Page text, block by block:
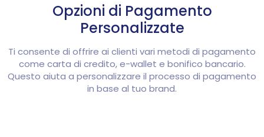
Opzioni di Pagamento
Personalizzate
Ti consente di offrire ai clienti vari metodi di pagamento
come carta di credito, e-wallet e bonifico bancario.
Questo aiuta a personalizzare il processo di pagamento
in base al tuo brand.